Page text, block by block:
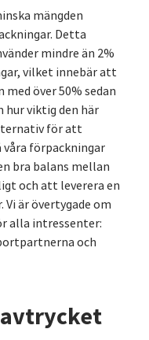
mängden
Detta
mindre än 2%
vilket innebär att
över 50% sedan
hur viktig den här
för att
förpackningar
bra balans mellan
och att leverera en
är övertygade om
alla intressenter:
och